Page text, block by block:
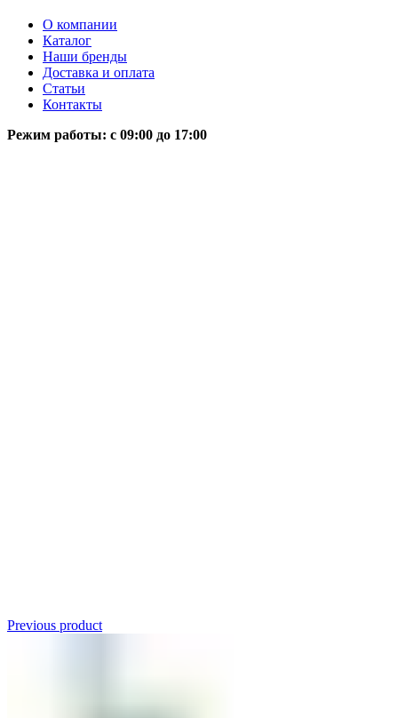
О компании
Каталог
Наши бренды
Доставка и оплата
Статьи
Контакты
Режим работы: c 09:00 до 17:00
Previous product